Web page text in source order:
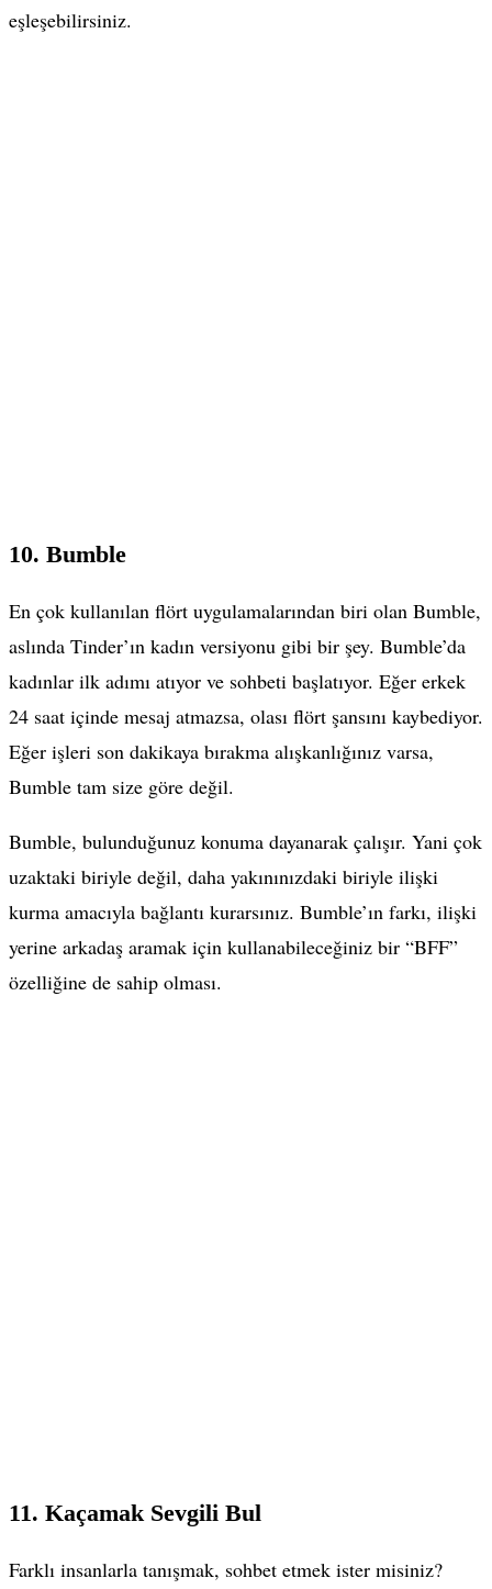
eşleşebilirsiniz.
10. Bumble
En çok kullanılan flört uygulamalarından biri olan Bumble,
aslında Tinder’ın kadın versiyonu gibi bir şey. Bumble’da
kadınlar ilk adımı atıyor ve sohbeti başlatıyor. Eğer erkek
24 saat içinde mesaj atmazsa, olası flört şansını kaybediyor.
Eğer işleri son dakikaya bırakma alışkanlığınız varsa,
Bumble tam size göre değil.
Bumble, bulunduğunuz konuma dayanarak çalışır. Yani çok
uzaktaki biriyle değil, daha yakınınızdaki biriyle ilişki
kurma amacıyla bağlantı kurarsınız. Bumble’ın farkı, ilişki
yerine arkadaş aramak için kullanabileceğiniz bir “BFF”
özelliğine de sahip olması.
11. Kaçamak Sevgili Bul
Farklı insanlarla tanışmak, sohbet etmek ister misiniz?